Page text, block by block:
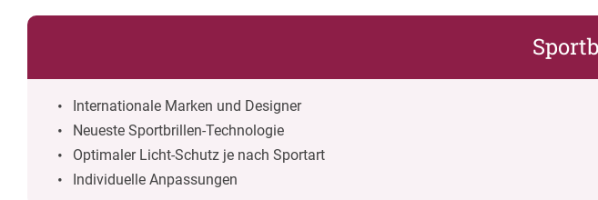
Internationale Marken und Designer
Neueste Sportbrillen-Technologie
Optimaler Licht-Schutz je nach Sportart
Individuelle Anpassungen